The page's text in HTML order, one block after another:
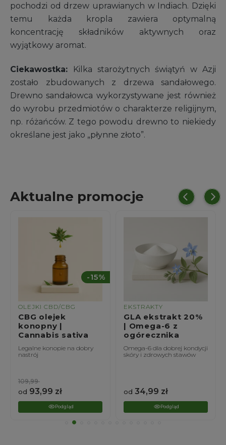
pochodzi od drzew uprawianych w Indiach. Dzięki
temu każda kropla zawiera optymalną
koncentrację składników aktywnych oraz
wyjątkowy aromat.
Ciekawostka:
Kilka starożytnych świątyń w Azji
zostało zbudowanych z drzewa sandałowego.
Drewno sandałowca wykorzystywane jest również
do wyrobu przedmiotów o charakterze religijnym,
np. różańców. Z tego powodu drewno to niekiedy
określane jest jako „płynne złoto”.
Aktualne promocje
OLEJKI CBD/CBG
CBG olejek
konopny |
Cannabis sativa
Legalne konopie na dobry
nastrój
-15%
od 93,99 zł
109,99
Podgląd
EKSTRAKTY
GLA ekstrakt 20%
| Omega-6 z
ogórecznika
Omega-6 dla dobrej kondycji
skóry i zdrowych stawów
od 34,99 zł
Podgląd